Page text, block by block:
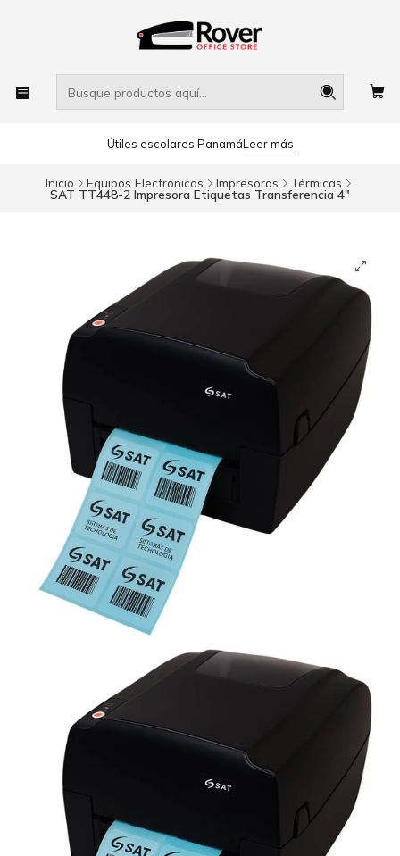
Útiles escolares PanamáLeer más
Inicio Equipos Electrónicos Impresoras Térmicas
SAT TT448-2 Impresora Etiquetas Transferencia 4"